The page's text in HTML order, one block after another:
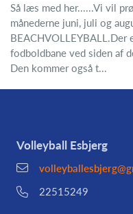
Så læs med her......Vi vil
månederne juni, juli og
BEACHVOLLEYBALL.Der
fodboldbane ved siden af
Den kommer også t...
Volleyball Esbjerg
22515249